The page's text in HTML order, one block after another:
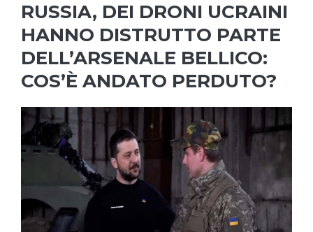
RUSSIA, DEI DRONI UCRAINI
HANNO DISTRUTTO PARTE
DELL’ARSENALE BELLICO:
COS’È ANDATO PERDUTO?